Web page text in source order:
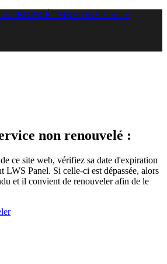
PROPRIÉTAIRE DE CE SITE
non renouvelé :
ce site web, vérifiez sa date d'expiration
LWS Panel. Si celle-ci est dépassée, alors
et il convient de renouveler afin de le